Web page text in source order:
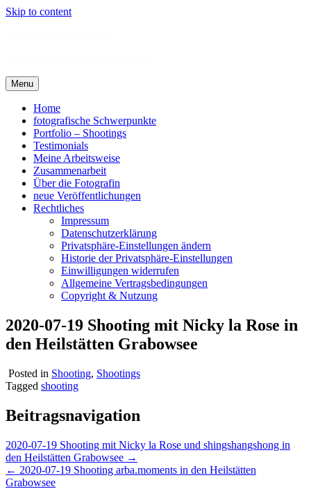
Skip to content
Menu
Home
fotografische Schwerpunkte
Portfolio – Shootings
Testimonials
Meine Arbeitsweise
Zusammenarbeit
Über die Fotografin
neue Veröffentlichungen
Rechtliches
Impressum
Datenschutzerklärung
Privatsphäre-Einstellungen ändern
Historie der Privatsphäre-Einstellungen
Einwilligungen widerrufen
Allgemeine Vertragsbedingungen
Copyright & Nutzung
2020-07-19 Shooting mit Nicky la Rose in
den Heilstätten Grabowsee
Posted in Shooting, Shootings
Tagged shooting
Beitragsnavigation
2020-07-19 Shooting mit Nicky la Rose und shingshangshong in
den Heilstätten Grabowsee →
← 2020-07-19 Shooting arba.moments in den Heilstätten
Grabowsee